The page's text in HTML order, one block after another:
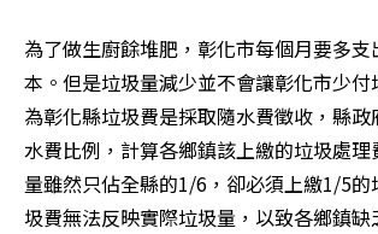
為了做生廚餘堆肥，彰化市每個月要多
本。但是垃圾量減少並不會讓彰化市少付
為彰化縣垃圾費是採取隨水費徵收，縣
水費比例，計算各鄉鎮該上繳的垃圾處理
量雖然只佔全縣的1/6，卻必須上繳1/5的
圾費無法反映實際垃圾量，以致各鄉鎮